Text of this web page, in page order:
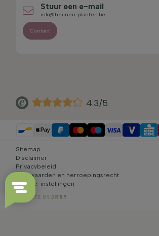
Stuur een e-mail
info@heijnen-planten.be
Contact
4.3/5
Sitemap
Disclaimer
Privacybeleid
Voorwaarden en herroepingsrecht
Cookie-instellingen